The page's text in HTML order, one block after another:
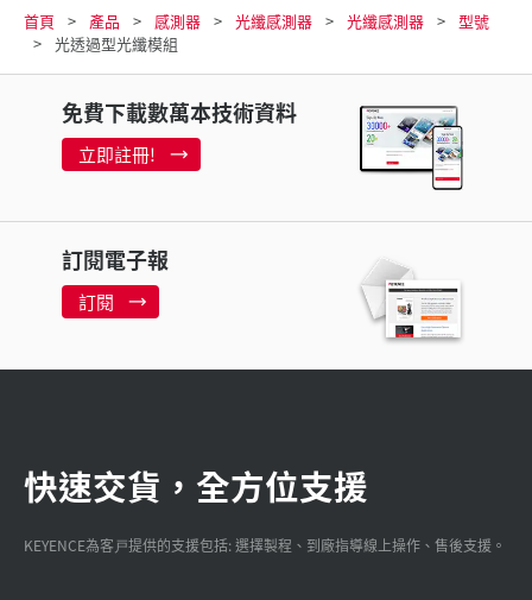
首頁 產品 感測器 光纖感測器 光纖感測器
型號
光透過型光纖模組
免費下載數萬本技術資料
立即註冊!
訂閱電子報
訂閱
快速交貨，全方位支援
KEYENCE為客戸提供的支援包括: 選擇製程、到廠指導線上操作、售後支援。